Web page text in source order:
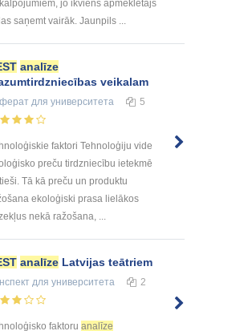
jo ikviens apmeklētājs
saņemt vairāk. Jaunpils ...
analīze
veikalam
для университета 5
faktori Tehnoloģiju vide
preču tirdzniecību ietekmē
Tā kā preču un produktu
ekoloģiski prasa lielākos
nekā ražošana, ...
analīze Latvijas teātriem
для университета 2
faktoru analīze